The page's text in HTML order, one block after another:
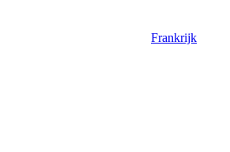
Frankrijk